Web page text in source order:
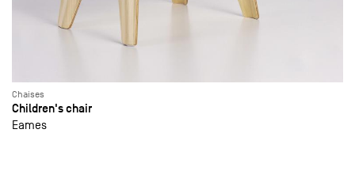
Chaises
Children's chair
Eames